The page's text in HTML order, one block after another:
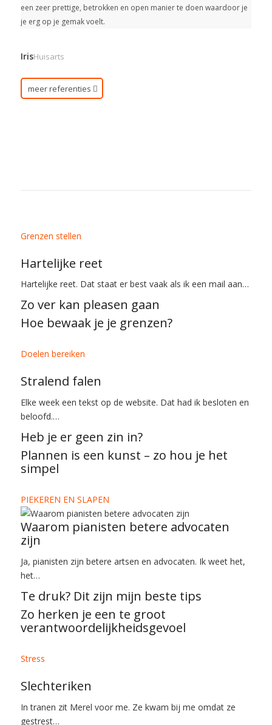
een zeer prettige, betrokken en open manier te doen waardoor je
je erg op je gemak voelt.
IrisHuisarts
meer referenties
Grenzen stellen
Hartelijke reet
Hartelijke reet. Dat staat er best vaak als ik een mail aan…
Zo ver kan pleasen gaan
Hoe bewaak je je grenzen?
Doelen bereiken
Stralend falen
Elke week een tekst op de website. Dat had ik besloten en
beloofd.…
Heb je er geen zin in?
Plannen is een kunst – zo hou je het
simpel
PIEKEREN EN SLAPEN
Waarom pianisten betere advocaten
zijn
Ja, pianisten zijn betere artsen en advocaten. Ik weet het,
het…
Te druk? Dit zijn mijn beste tips
Zo herken je een te groot
verantwoordelijkheidsgevoel
Stress
Slechteriken
In tranen zit Merel voor me. Ze kwam bij me omdat ze
gestrest…